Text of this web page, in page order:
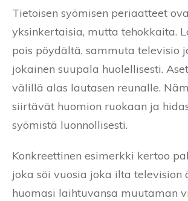
Tietoisen syömisen periaatteet
yksinkertaisia, mutta tehokkaita.
pois pöydältä, sammuta televisio
jokainen suupala huolellisesti.
välillä alas lautasen reunalle.
siirtävät huomion ruokaan ja
syömistä luonnollisesti.
Konkreettinen esimerkki kertoo
joka söi vuosia joka ilta television
huomasi laihtuvansa muutaman